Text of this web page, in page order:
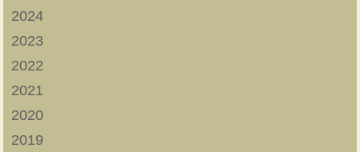
2024
2023
2022
2021
2020
2019